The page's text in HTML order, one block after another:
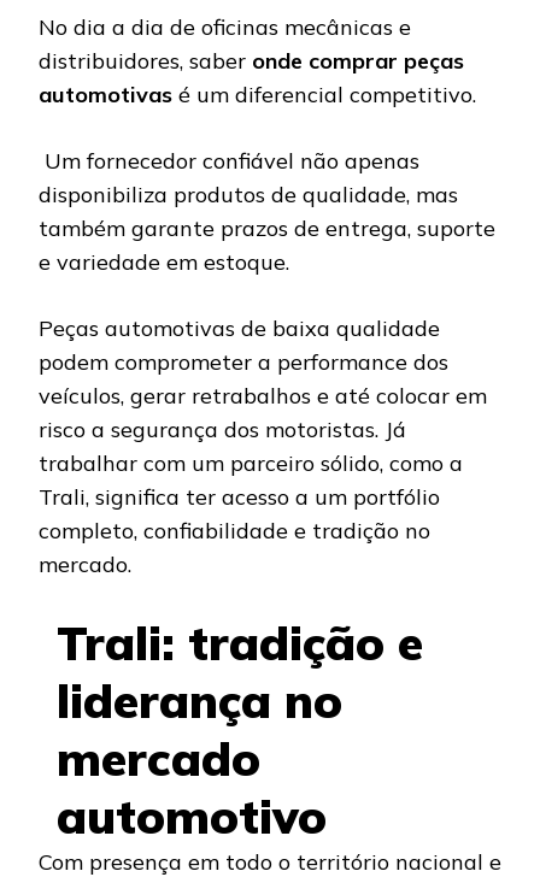
No dia a dia de oficinas mecânicas e
distribuidores, saber onde comprar peças
automotivas é um diferencial competitivo.
Um fornecedor confiável não apenas
disponibiliza produtos de qualidade, mas
também garante prazos de entrega, suporte
e variedade em estoque.
Peças automotivas de baixa qualidade
podem comprometer a performance dos
veículos, gerar retrabalhos e até colocar em
risco a segurança dos motoristas. Já
trabalhar com um parceiro sólido, como a
Trali, significa ter acesso a um portfólio
completo, confiabilidade e tradição no
mercado.
Trali: tradição e
liderança no
mercado
automotivo
Com presença em todo o território nacional e